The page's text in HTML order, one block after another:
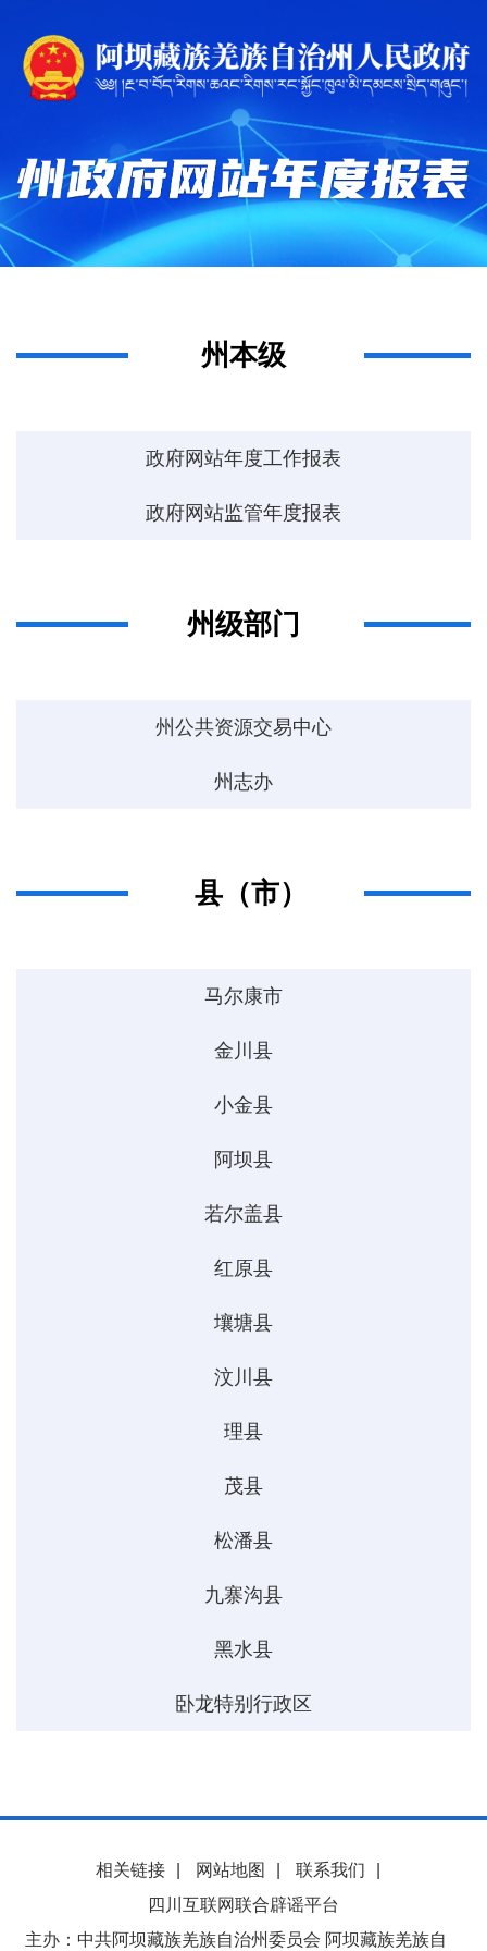
州本级
政府网站年度工作报表
政府网站监管年度报表
州级部门
州公共资源交易中心
州志办
县（市）
马尔康市
金川县
小金县
阿坝县
若尔盖县
红原县
壤塘县
汶川县
理县
茂县
松潘县
九寨沟县
黑水县
卧龙特别行政区
相关链接 网站地图 联系我们
四川互联网联合辟谣平台
主办：中共阿坝藏族羌族自治州委员会 阿坝藏族羌族自